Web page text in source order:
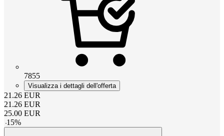
7855
Visualizza i dettagli dell'offerta
21.26 EUR
21.26 EUR
25.00 EUR
-15%